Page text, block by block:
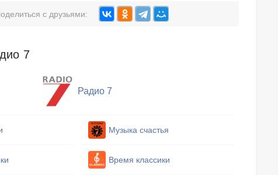
с друзьями:
7
Радио 7
Музыка счастья
Время классики